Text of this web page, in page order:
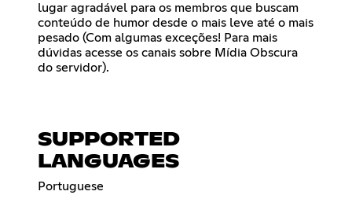
lugar agradável para os membros que buscam
conteúdo de humor desde o mais leve até o mais
pesado (Com algumas exceções! Para mais
dúvidas acesse os canais sobre Mídia Obscura
do servidor).
SUPPORTED
LANGUAGES
Portuguese